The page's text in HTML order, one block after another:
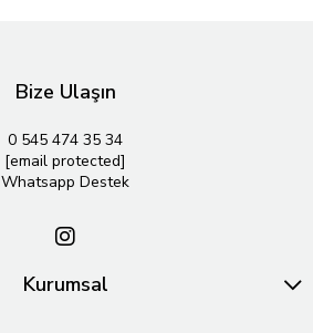
Bize Ulaşın
0 545 474 35 34
[email protected]
Whatsapp Destek
Kurumsal